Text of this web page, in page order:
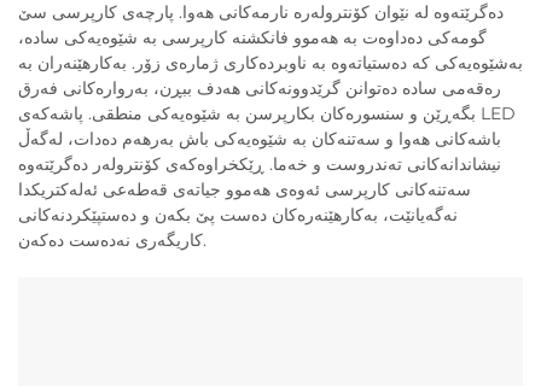
دەگرێتەوە لە نێوان کۆنترولەرە نارمەکانی هەوا. پارچەی کارپرسی سێ
گومەکی دەداوەت بە هەموو فانکشنە کارپرسی بە شێوەیەکی سادە،
بەشێوەیەکی کە دەستیاتەوە بە ناوبردەکاری ژمارەی زۆر. بەکارهێنەران بە
رەقەمی سادە دەتوانن گرێدوونەکانی هەدف ببڕن، بەروارەکانی فەرق
بگەڕێن و سنسورەکان بکارپرسن بە شێوەیەکی منطقی. پاشەکەی LED
باشەکانی هەوا و سەتنەکان بە شێوەیەکی باش بەرھەم دەدات، لەگەڵ
نیشاندانەکانی تەندروست و خەما. ڕێکخراوەکەی کۆنترولەر دەگرێتەوە
سەتنەکانی کارپرسی ئەوەی هەموو جیاتەی قەطەعی ئەلەکتریکدا
نەگەیانێت، بەکارهێنەرەکان دەست پێ بکەن و دەستپێکردنەکانی
کاریگەری نەدەست دەکەن.